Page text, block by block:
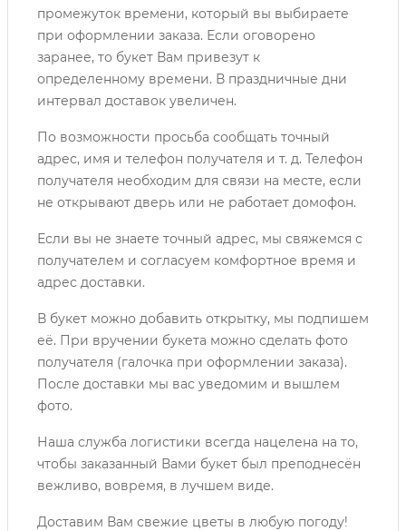
промежуток времени, который вы выбираете
при оформлении заказа. Если оговорено
заранее, то букет Вам привезут к
определенному времени. В праздничные дни
интервал доставок увеличен.
По возможности просьба сообщать точный
адрес, имя и телефон получателя и т. д. Телефон
получателя необходим для связи на месте, если
не открывают дверь или не работает домофон.
Если вы не знаете точный адрес, мы свяжемся с
получателем и согласуем комфортное время и
адрес доставки.
В букет можно добавить открытку, мы подпишем
её. При вручении букета можно сделать фото
получателя (галочка при оформлении заказа).
После доставки мы вас уведомим и вышлем
фото.
Наша служба логистики всегда нацелена на то,
чтобы заказанный Вами букет был преподнесён
вежливо, вовремя, в лучшем виде.
Доставим Вам свежие цветы в любую погоду!